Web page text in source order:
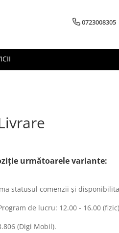
0723008305
următoarele variante:
statusul comenzii și
de lucru: 12.00 - 16.00
(Digi Mobil).